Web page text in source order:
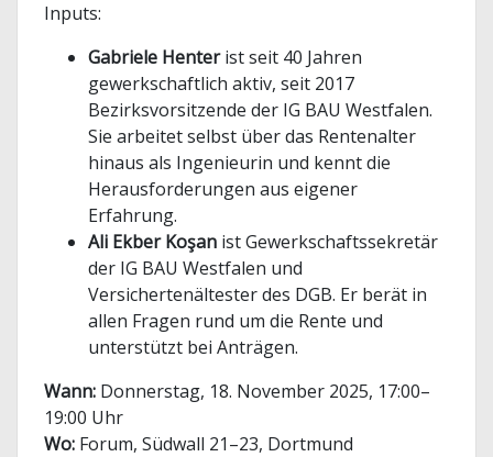
Inputs:
Gabriele Henterist seit 40 Jahren
gewerkschaftlich aktiv, seit 2017
Bezirksvorsitzende der IG BAU Westfalen.
Sie arbeitet selbst über das Rentenalter
hinaus als Ingenieurin und kennt die
Herausforderungen aus eigener
Erfahrung.
Ali Ekber Koşan ist Gewerkschaftssekretär
der IG BAU Westfalen und
Versichertenältester des DGB. Er berät in
allen Fragen rund um die Rente und
unterstützt bei Anträgen.
Wann: Donnerstag, 18. November 2025, 17:00–
19:00 Uhr
Wo: Forum, Südwall 21–23, Dortmund